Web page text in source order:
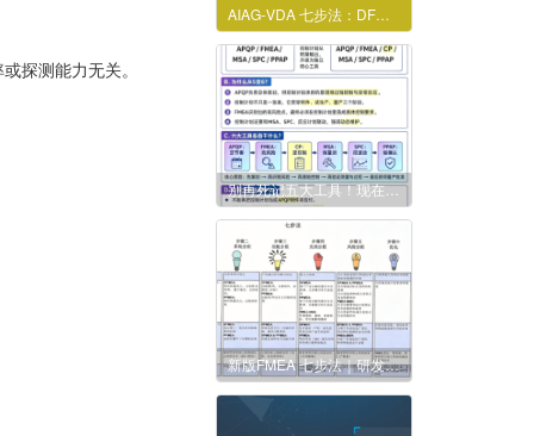
探测能力无关。
AIAG‑VDA 七步法：DFMEA、PFMEA 落地避坑全指南
别再死记五大工具！现在是六大工具闭环体系
新版FMEA 七步法｜研发制程统一标准